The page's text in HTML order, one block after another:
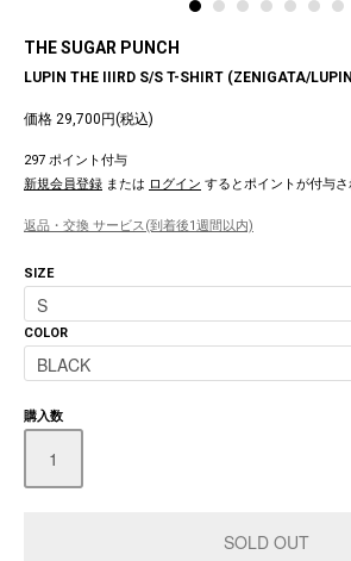
THE SUGAR PUNCH
LUPIN THE IIIRD S/S T-SHIRT (ZENIGATA/
価格 29,700円(税込)
297 ポイント付与
新規会員登録 または ログイン するとポイントが付与さ
返品・交換 サービス(到着後1週間以内)
SIZE
COLOR
購入数